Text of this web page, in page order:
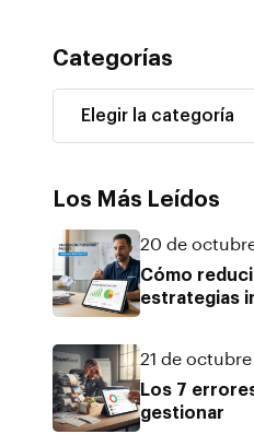
Categorías
Los Más Leídos
20 de
Cómo
estrategias
21 de
Los 7
gestionar